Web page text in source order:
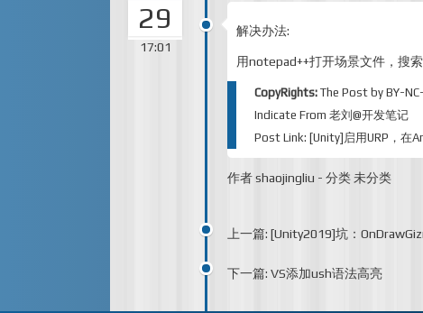
29
17:01
解决办法:
用notepad++打开场景文件，搜
CopyRights: The Post by BY-
Indicate From 老刘@开发笔记
Post Link: [Unity]启用URP，在
作者shaojingliu - 分类未分类
上一篇: [Unity2019]坑：
下一篇: VS添加ush语法高亮